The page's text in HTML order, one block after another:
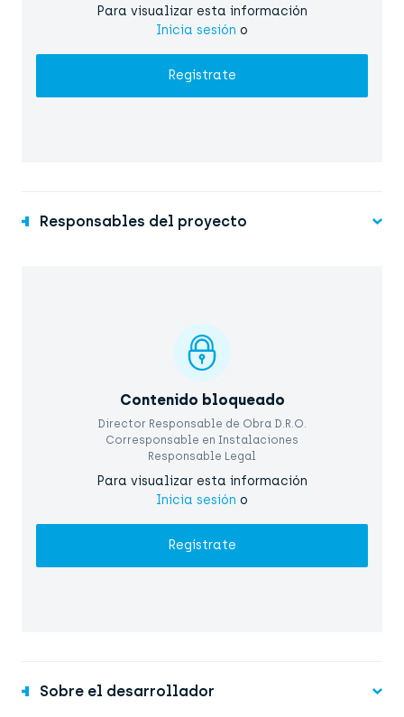
Para visualizar esta información
Inicia sesión o
Regístrate
Responsables del proyecto
Contenido bloqueado
Director Responsable de Obra D.R.O.
Corresponsable en Instalaciones
Responsable Legal
Para visualizar esta información
Inicia sesión o
Regístrate
Sobre el desarrollador